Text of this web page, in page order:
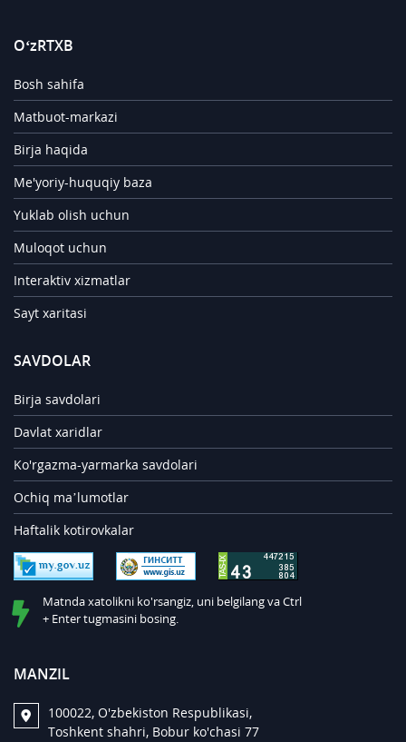
O‘zRTXB
Bosh sahifa
Matbuot-markazi
Birja haqida
Me'yoriy-huquqiy baza
Yuklab olish uchun
Muloqot uchun
Interaktiv xizmatlar
Sayt xaritasi
SAVDOLAR
Birja savdolari
Davlat xaridlar
Ko'rgazma-yarmarka savdolari
Ochiq ma’lumotlar
Haftalik kotirovkalar
Matnda xatolikni ko'rsangiz, uni belgilang va Ctrl
+ Enter tugmasini bosing.
MANZIL
100022, O'zbekiston Respublikasi,
Toshkent shahri, Bobur ko'chasi 77